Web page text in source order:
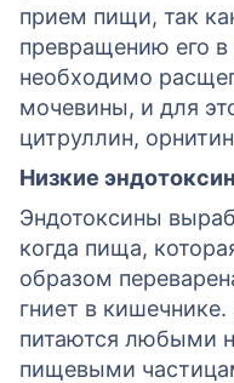
прием пищи, так
превращению его
необходимо
мочевины, и для
цитруллин,
Низкие
Эндотоксины
когда пища,
образом
гниет в
питаются любыми
пищевыми